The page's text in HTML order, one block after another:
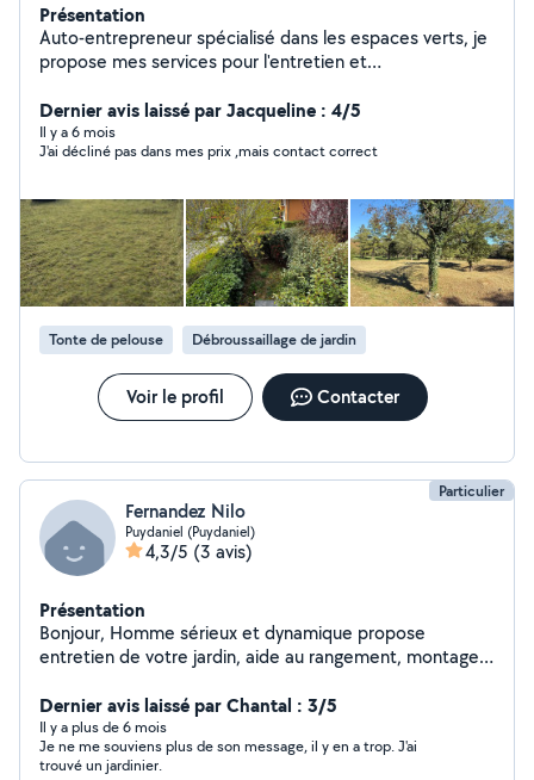
Présentation
Auto-entrepreneur spécialisé dans les espaces verts, je
propose mes services pour l'entretien et
haies et arbustes Abattage et élagage d'arbres
Entretien général (tonte, désherbage, nettoyage)
Évacuation des déchets verts Sérieux, réactif et à
travail soigné. J'interviens auprès des particuliers
comme des professionnels, pour des missions
ponctuelles ou un suivi régulier
Dernier avis laissé par Jacqueline : 4/5
Il y a 6 mois
J'ai décliné pas dans mes prix ,mais contact correct
Tonte de pelouse Débroussaillage de jardin
Voir le profil Contacter
Particulier
Fernandez Nilo
Puydaniel (Puydaniel)
4,3/5 (3 avis)
Présentation
Bonjour, Homme sérieux et dynamique propose
entretien de votre jardin, aide au rangement, montage
Dernier avis laissé par Chantal : 3/5
Il y a plus de 6 mois
Je ne me souviens plus de son message, il y en a trop. J'ai
trouvé un jardinier.